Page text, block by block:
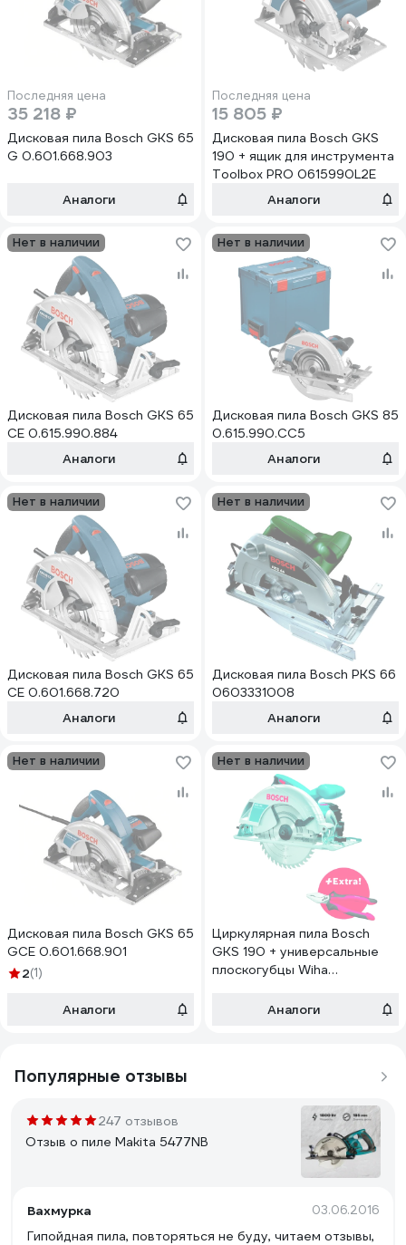
Последняя цена
35 218 ₽
Дисковая пила Bosch GKS 65
G 0.601.668.903
Аналоги
Последняя цена
15 805 ₽
Дисковая пила Bosch GKS
190 + ящик для инструмента
Toolbox PRO 0615990L2E
Аналоги
Нет в наличии
Дисковая пила Bosch GKS 65
CE 0.615.990.884
Аналоги
Нет в наличии
Дисковая пила Bosch GKS 85
0.615.990.CC5
Аналоги
Нет в наличии
Дисковая пила Bosch GKS 65
CE 0.601.668.720
Аналоги
Нет в наличии
Дисковая пила Bosch PKS 66
0603331008
Аналоги
Нет в наличии
Дисковая пила Bosch GKS 65
GCE 0.601.668.901
2(1)
Аналоги
Нет в наличии
Циркулярная пила Bosch
GKS 190 + универсальные
плоскогубцы Wiha
Аналоги
Популярные отзывы
247 отзывов
Отзыв о пиле Makita 5477NB
Вахмурка 03.06.2016
Гипойдная пила, повторяться не буду, читаем отзывы,